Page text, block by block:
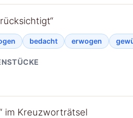
bedacht erwogen
im Kreuzworträtsel